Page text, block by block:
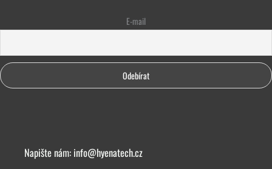
E-mail
Napište nám: info@hyenatech.cz